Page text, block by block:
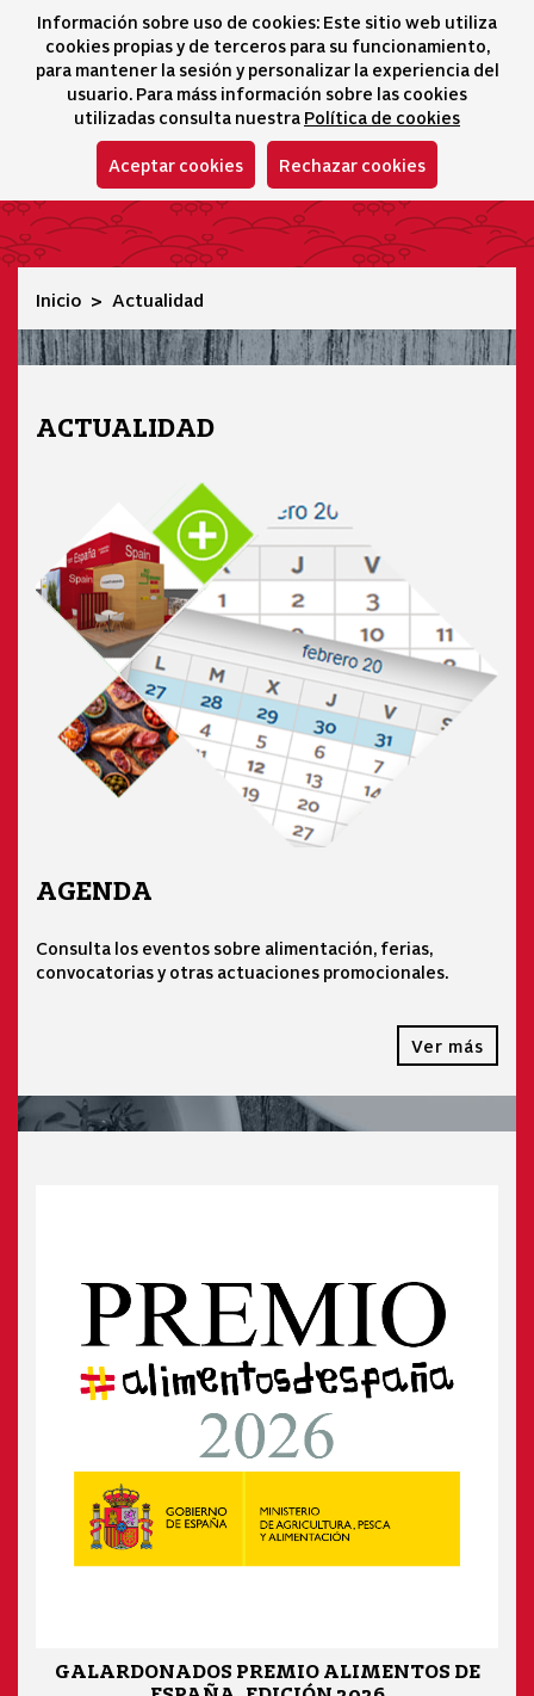
Información sobre uso de cookies: Este sitio web utiliza
cookies propias y de terceros para su funcionamiento,
para mantener la sesión y personalizar la experiencia del
usuario. Para máss información sobre las cookies
utilizadas consulta nuestra Política de cookies
Aceptar cookies Rechazar cookies
Selector idioma
icono
Actualidad
Inicio Actualidad
ACTUALIDAD
AGENDA
Consulta los eventos sobre alimentación, ferias,
convocatorias y otras actuaciones promocionales.
Ver más
GALARDONADOS PREMIO ALIMENTOS DE